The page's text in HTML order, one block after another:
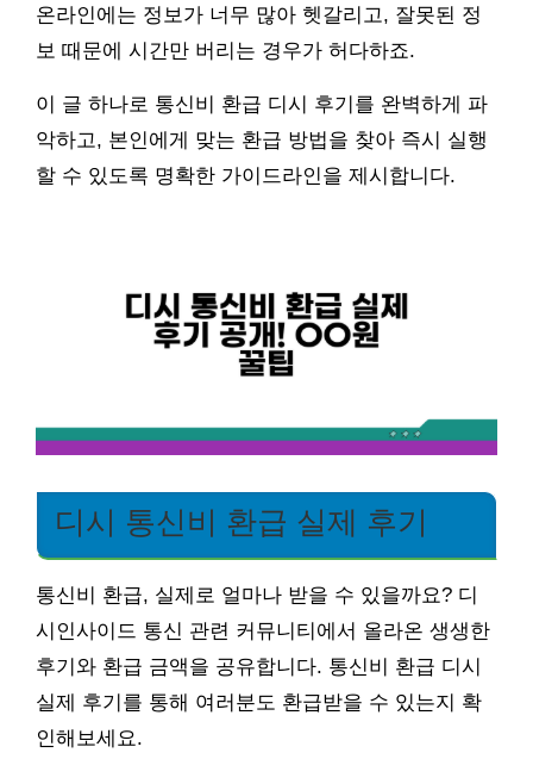
온라인에는 정보가 너무 많아 헷갈리고, 잘못된 정
보 때문에 시간만 버리는 경우가 허다하죠.
이 글 하나로 통신비 환급 디시 후기를 완벽하게 파
악하고, 본인에게 맞는 환급 방법을 찾아 즉시 실행
할 수 있도록 명확한 가이드라인을 제시합니다.
디시 통신비 환급 실제 후기
통신비 환급, 실제로 얼마나 받을 수 있을까요? 디
시인사이드 통신 관련 커뮤니티에서 올라온 생생한
후기와 환급 금액을 공유합니다. 통신비 환급 디시
실제 후기를 통해 여러분도 환급받을 수 있는지 확
인해보세요.